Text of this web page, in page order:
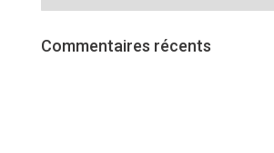
Commentaires récents